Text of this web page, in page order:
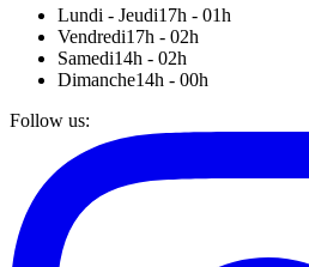
Lundi - Jeudi17h - 01h
Vendredi17h - 02h
Samedi14h - 02h
Dimanche14h - 00h
Follow us: